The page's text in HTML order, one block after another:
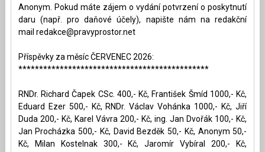
Anonym. Pokud máte zájem o vydání potvrzení o poskytnutí
daru (např. pro daňové účely), napište nám na redakční
mail redakce@pravyprostor.net
Příspěvky za měsíc ČERVENEC 2026:
**********************************************
RNDr. Richard Čapek CSc. 400,- Kč, František Šmíd 1000,- Kč,
Eduard Ezer 500,- Kč, RNDr. Václav Vohánka 1000,- Kč, Jiří
Duda 200,- Kč, Karel Vávra 200,- Kč, ing. Jan Dvořák 100,- Kč,
Jan Procházka 500,- Kč, David Bezděk 50,- Kč, Anonym 50,-
Kč, Milan Kostelnak 300,- Kč, Jaromír Vybíral 200,- Kč,